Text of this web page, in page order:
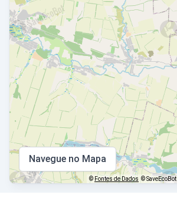
Navegue no Mapa
© Fontes de Dados © SaveEcoBot